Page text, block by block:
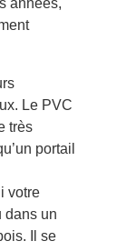
Le PVC
très
portail
votre
dans un
Il se